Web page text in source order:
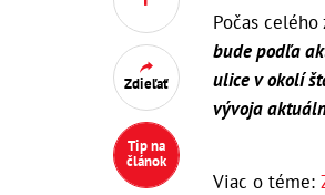
Zdieľať
Tip na
článok
Počas
bude podľa
ulice v okolí
vývoja
Viac o téme: